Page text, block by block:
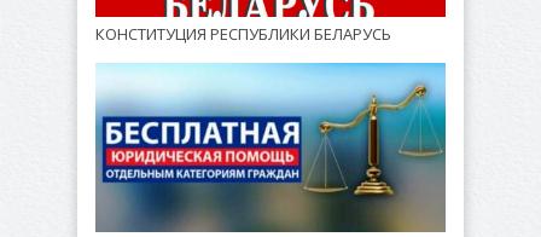
КОНСТИТУЦИЯ РЕСПУБЛИКИ БЕЛАРУСЬ